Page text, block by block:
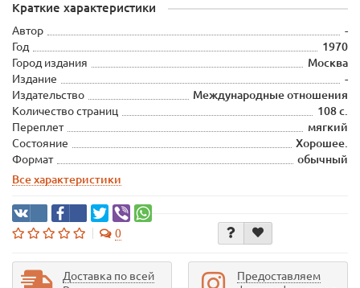
Краткие характеристики
Автор
-
Год
1970
Город издания
Москва
Издание
-
Издательство
Международные отношения
Количество страниц
108 с.
Переплет
мягкий
Состояние
Хорошее.
Формат
обычный
Все характеристики
0
Доставка по всей
Предоставляем